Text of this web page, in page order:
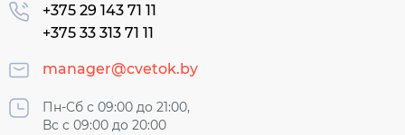
+375 29 143 71 11
+375 33 313 71 11
manager@cvetok.by
Пн-Сб с 09:00 до 21:00,
Вс с 09:00 до 20:00